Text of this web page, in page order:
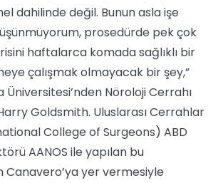
dahilinde değil. Bunun asla işe
prosedürde pek çok
haftalarca komada sağlıklı bir
çalışmak olmayacak bir şey,”
Nöroloji Cerrahı
Goldsmith. Uluslarası Cerrahlar
College of Surgeons) ABD
AANOS ile yapılan bu
Canavero’ya yer vermesiyle